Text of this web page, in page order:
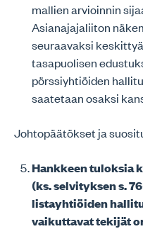
mallien arvioinnin
Asianajajaliiton
seuraavaksi
tasapuolisen
pörssiyhtiöiden
saatetaan osaksi
Johtopäätökset ja
Hankkeen tuloksia
(ks. selvityksen s.
listayhtiöiden
vaikuttavat tekijät